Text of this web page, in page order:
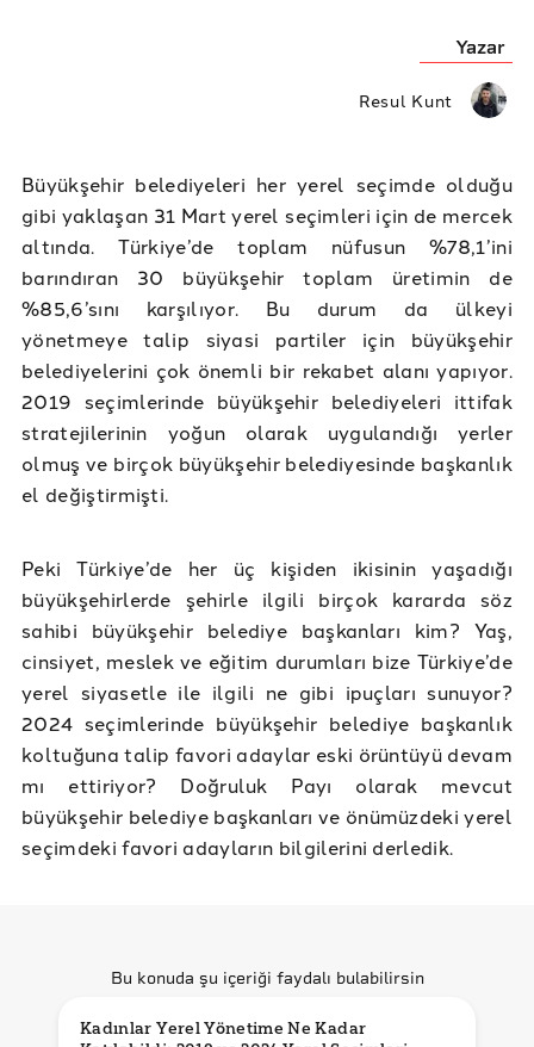
Yazar
Resul Kunt
Büyükşehir belediyeleri her yerel seçimde olduğu
gibi yaklaşan 31 Mart yerel seçimleri için de mercek
altında. Türkiye’de toplam nüfusun %78,1’ini
barındıran 30 büyükşehir toplam üretimin de
%85,6’sını karşılıyor. Bu durum da ülkeyi
yönetmeye talip siyasi partiler için büyükşehir
belediyelerini çok önemli bir rekabet alanı yapıyor.
2019 seçimlerinde büyükşehir belediyeleri ittifak
stratejilerinin yoğun olarak uygulandığı yerler
olmuş ve birçok büyükşehir belediyesinde başkanlık
el değiştirmişti.
Peki Türkiye’de her üç kişiden ikisinin yaşadığı
büyükşehirlerde şehirle ilgili birçok kararda söz
sahibi büyükşehir belediye başkanları kim? Yaş,
cinsiyet, meslek ve eğitim durumları bize Türkiye’de
yerel siyasetle ile ilgili ne gibi ipuçları sunuyor?
2024 seçimlerinde büyükşehir belediye başkanlık
koltuğuna talip favori adaylar eski örüntüyü devam
mı ettiriyor? Doğruluk Payı olarak mevcut
büyükşehir belediye başkanları ve önümüzdeki yerel
seçimdeki favori adayların bilgilerini derledik.
Bu konuda şu içeriği faydalı bulabilirsin
Kadınlar Yerel Yönetime Ne Kadar